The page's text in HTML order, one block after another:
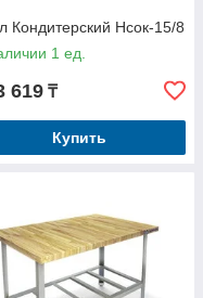
Кондитерский Нсок-15/8
1 ед.
619 ₸
Купить